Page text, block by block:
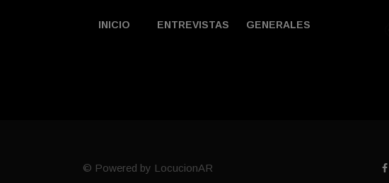
INICIO ENTREVISTAS GENERALES
© Powered by LocucionAR